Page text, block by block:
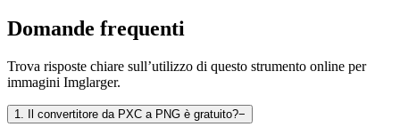
Domande frequenti
Trova risposte chiare sull’utilizzo di questo strumento online per
immagini Imglarger.
1. Il convertitore da PXC a PNG è gratuito?−